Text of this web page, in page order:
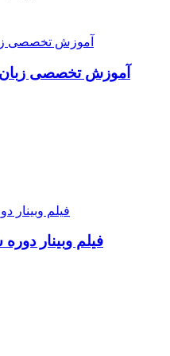
آموزش تخصصی زبان
فیلم وبینار دوره